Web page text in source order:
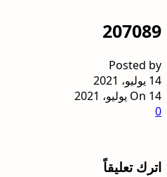
207089
Posted by
14 يوليو، 2021
On 14 يوليو، 2021
0
اترك تعليقاً